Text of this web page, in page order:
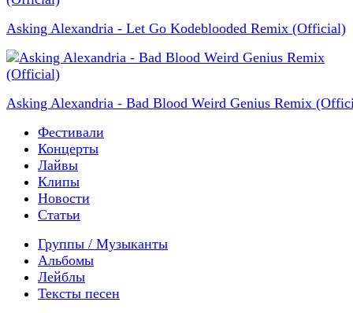
Asking Alexandria - Let Go Kodeblooded Remix (Official)
Asking Alexandria - Bad Blood Weird Genius Remix
Фестивали
Концерты
Лайвы
Клипы
Новости
Статьи
Группы / Музыканты
Альбомы
Лейблы
Тексты песен